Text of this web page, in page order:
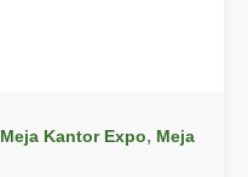
Meja Kantor Expo, Meja